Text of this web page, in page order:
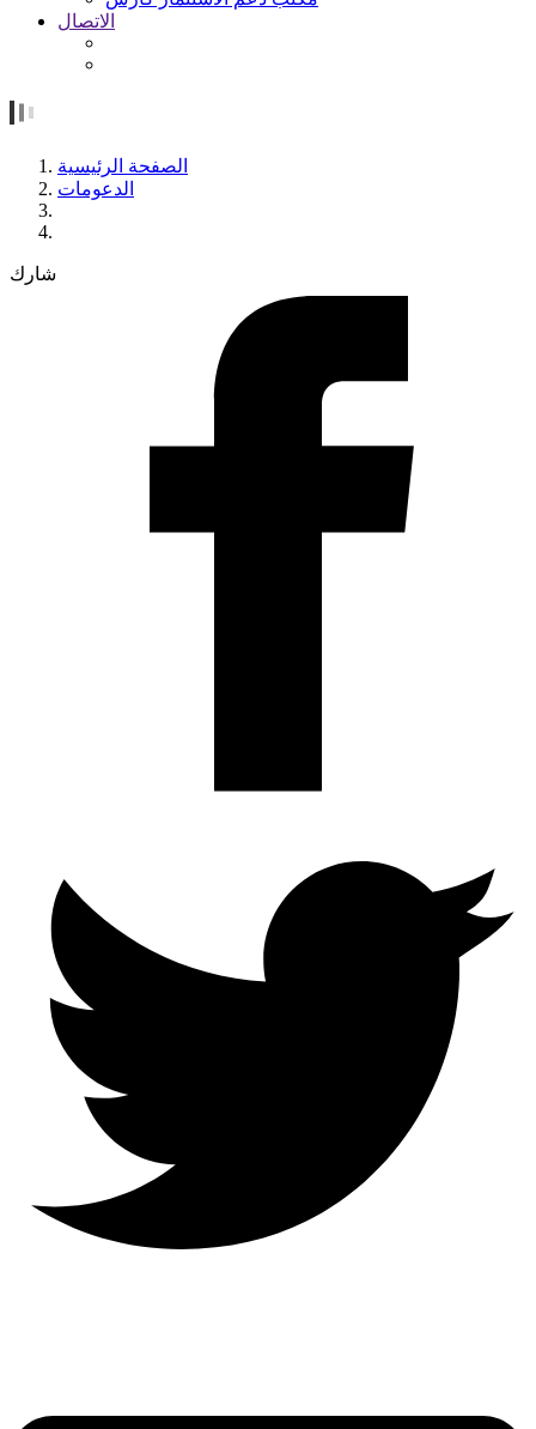
الاتصال
الصفحة الرئيسية
الدعومات
شارك